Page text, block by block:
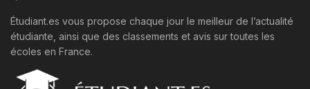
Étudiant.es vous propose chaque jour le meilleur de l’actualité
étudiante, ainsi que des classements et avis sur toutes les
écoles en France.